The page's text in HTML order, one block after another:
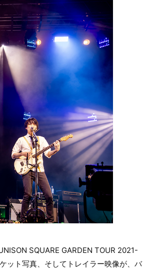
SQUARE GARDEN TOUR 2021-
ット写真、そしてトレイラー映像が、バ